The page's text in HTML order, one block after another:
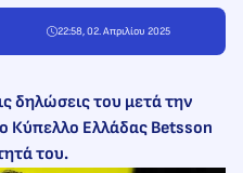
22:58, 02. Απριλίου 2025
δηλώσεις του μετά την
Κύπελλο Ελλάδας Betsson
του.